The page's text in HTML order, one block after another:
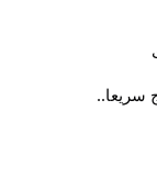
سريعا..